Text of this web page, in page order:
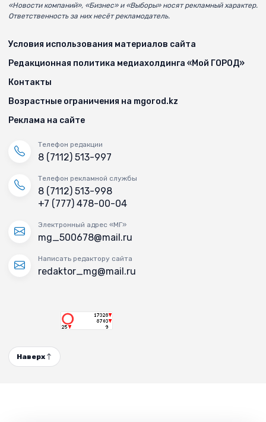
«Новости компаний», «Бизнес» и «Выборы» носят рекламный характер.
Ответственность за них несёт рекламодатель.
Условия использования материалов сайта
Редакционная политика медиахолдинга «Мой ГОРОД»
Контакты
Возрастные ограничения на mgorod.kz
Реклама на сайте
Телефон редакции
8 (7112) 513-997
Телефон рекламной службы
8 (7112) 513-998
+7 (777) 478-00-04
Электронный адрес «МГ»
mg_500678@mail.ru
Написать редактору сайта
redaktor_mg@mail.ru
Наверх